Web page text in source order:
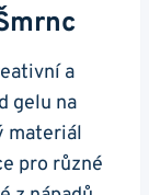
a
gelu na
materiál
pro různé​